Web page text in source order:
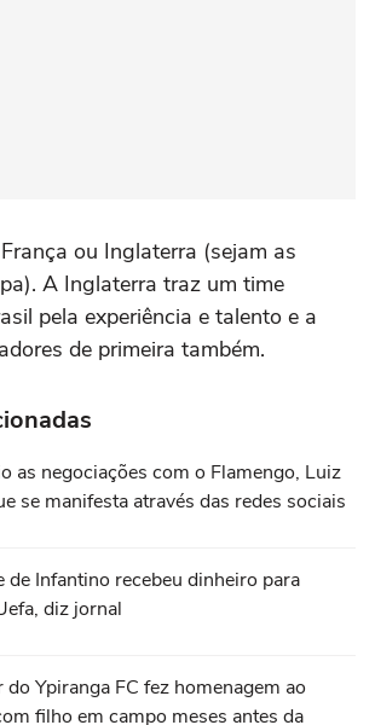
ou Inglaterra (sejam as
A Inglaterra traz um time
pela experiência e talento e a
de primeira também.
as negociações com o Flamengo, Luiz
se manifesta através das redes sociais
de Infantino recebeu dinheiro para
diz jornal
do Ypiranga FC fez homenagem ao
filho em campo meses antes da